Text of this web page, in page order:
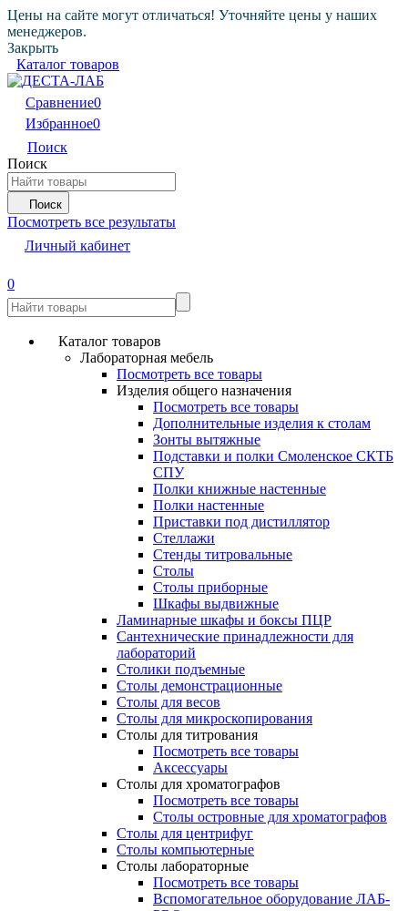
Цены на сайте могут отличаться! Уточняйте цены у наших
менеджеров.
Закрыть
Каталог товаров
Сравнение0
Избранное0
Поиск
Поиск
Поиск
Посмотреть все результаты
Личный кабинет
0
Каталог товаров
Лабораторная мебель
Посмотреть все товары
Изделия общего назначения
Посмотреть все товары
Дополнительные изделия к столам
Зонты вытяжные
Подставки и полки Смоленское СКТБ
СПУ
Полки книжные настенные
Полки настенные
Приставки под дистиллятор
Стеллажи
Стенды титровальные
Столы
Столы приборные
Шкафы выдвижные
Ламинарные шкафы и боксы ПЦР
Сантехнические принадлежности для
лабораторий
Столики подъемные
Столы демонстрационные
Столы для весов
Столы для микроскопирования
Столы для титрования
Посмотреть все товары
Аксессуары
Столы для хроматографов
Посмотреть все товары
Столы островные для хроматографов
Столы для центрифуг
Столы компьютерные
Столы лабораторные
Посмотреть все товары
Вспомогательное оборудование ЛАБ-